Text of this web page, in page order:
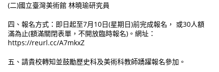
(二)國立臺灣美術館 林曉瑜研究員
四、報名方式：即日起至7月10日(星期日)前完成報名， 或30人額
滿為止(額滿關閉表單，不開放臨時報名)。網址：
https://reurl.cc/A7mkxZ
五、請貴校轉知並鼓勵歷史科及美術科教師踴躍報名參加。